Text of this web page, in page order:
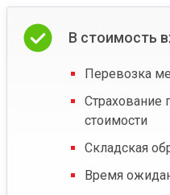
В стоимость
Перевозка
Страхование
стоимости
Складская
Время